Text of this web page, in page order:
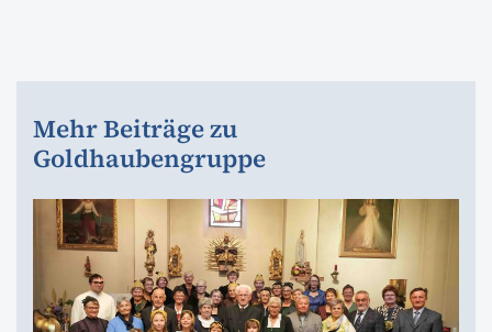
Mehr Beiträge zu
Goldhaubengruppe